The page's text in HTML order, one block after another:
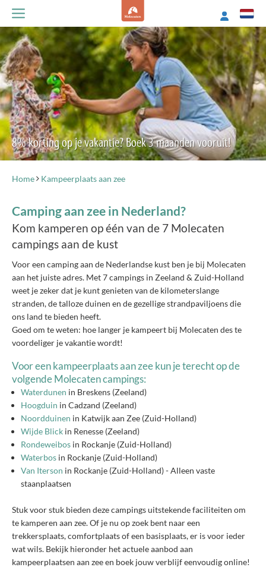
8% korting op je vakantie? Boek 3 maanden vooruit!
Home Kampeerplaats aan zee
Camping aan zee in Nederland?
Kom kamperen op één van de 7 Molecaten
campings aan de kust
Voor een camping aan de Nederlandse kust ben je bij Molecaten
aan het juiste adres. Met 7 campings in Zeeland & Zuid-Holland
weet je zeker dat je kunt genieten van de kilometerslange
stranden, de talloze duinen en de gezellige strandpaviljoens die
ons land te bieden heeft.
Goed om te weten: hoe langer je kampeert bij Molecaten des te
voordeliger je vakantie wordt!
Voor een kampeerplaats aan zee kun je terecht op de
volgende Molecaten campings:
Waterdunen in Breskens (Zeeland)
Hoogduin in Cadzand (Zeeland)
Noordduinen in Katwijk aan Zee (Zuid-Holland)
Wijde Blick in Renesse (Zeeland)
Rondeweibos in Rockanje (Zuid-Holland)
Waterbos in Rockanje (Zuid-Holland)
Van Iterson in Rockanje (Zuid-Holland) - Alleen vaste
staanplaatsen
Stuk voor stuk bieden deze campings uitstekende faciliteiten om
te kamperen aan zee. Of je nu op zoek bent naar een
trekkersplaats, comfortplaats of een basisplaats, er is voor ieder
wat wils. Bekijk hieronder het actuele aanbod aan
kampeerplaatsen aan zee en boek jouw verblijf eenvoudig online!